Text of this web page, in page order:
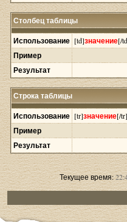
Столбец таблицы
Использование [td]значение[/
Пример
Результат
Строка таблицы
Использование [tr]значение[/tr]
Пример
Результат
Текущее время: